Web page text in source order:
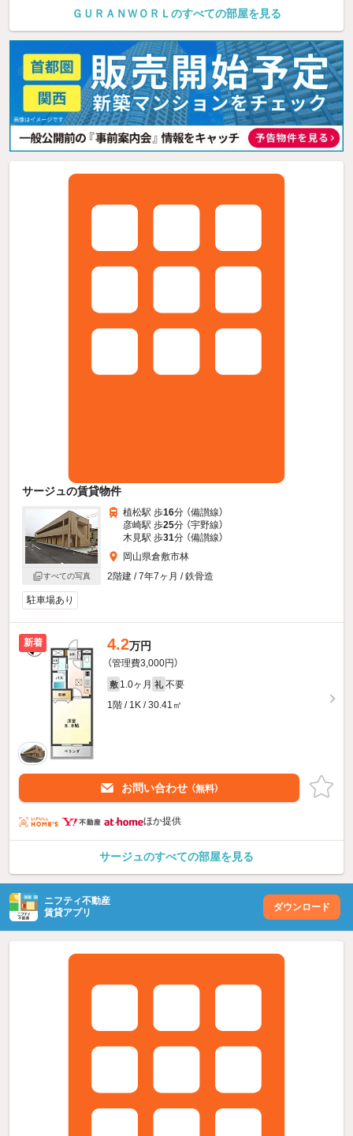
ＧＵＲＡＮＷＯＲＬのすべての部屋を見る
サージュの賃貸物件
すべての写真
植松駅 歩16分 （備讃線）
彦崎駅 歩25分 （宇野線）
木見駅 歩31分 （備讃線）
岡山県倉敷市林
2階建 / 7年7ヶ月 / 鉄骨造
駐車場あり
新着 4.2万円
（管理費3,000円）
敷 1.0ヶ月 礼 不要
1階 / 1K / 30.41㎡
お問い合わせ （無料）
ほか提供
サージュのすべての部屋を見る
ニフティ不動産
賃貸アプリ
ダウンロード